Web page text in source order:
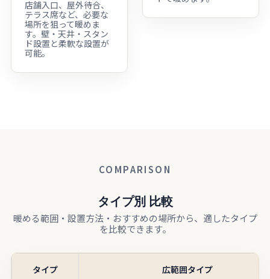
店舗入口、屋外待合、
テラス席など、必要な
場所を狙って暖めま
す。壁・天井・スタン
ド設置と柔軟な設置が
可能。
COMPARISON
タイプ別 比較
暖める範囲・設置方法・おすすめの場所から、適したタイプ
を比較できます。
タイプ 広範囲タイプ